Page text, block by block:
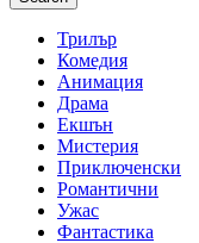
Трилър
Комедия
Анимация
Драма
Екшън
Мистерия
Приключенски
Романтични
Ужас
Фантастика